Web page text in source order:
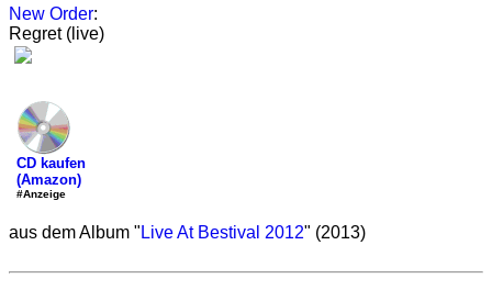
New Order:
Regret (live)
CD kaufen
(Amazon)
#Anzeige
aus dem Album " Live At Bestival 2012" (2013)